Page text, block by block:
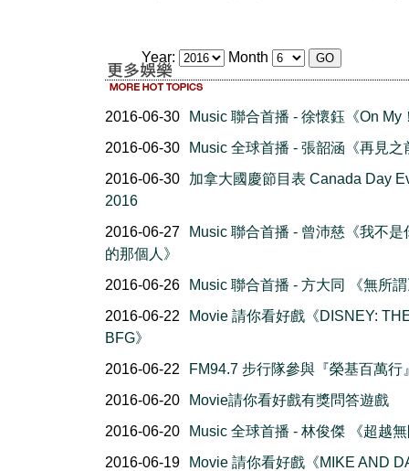
Year: Month
2016-06-30
Music 聯合首播 - 徐懷鈺《On My
2016-06-30
Music 全球首播 - 張韶涵《再見之
2016-06-30
加拿大國慶節目表 Canada Day
2016
2016-06-27
Music 聯合首播 - 曾沛慈《我不是
的那個人》
2016-06-26
Music 聯合首播 - 方大同 《無所
2016-06-22
Movie 請你看好戲《DISNEY:
BFG》
2016-06-22
FM94.7 步行隊參與『榮基百萬行
2016-06-20
Movie請你看好戲有獎問答遊戲
2016-06-20
Music 全球首播 - 林俊傑 《超越
2016-06-19
Movie 請你看好戲《MIKE AND